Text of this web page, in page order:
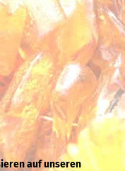
auf unseren